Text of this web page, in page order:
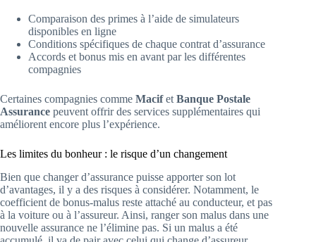
Comparaison des primes à l’aide de simulateurs
disponibles en ligne
Conditions spécifiques de chaque contrat d’assurance
Accords et bonus mis en avant par les différentes
compagnies
Certaines compagnies comme Macifet Banque Postale
Assurance peuvent offrir des services supplémentaires qui
améliorent encore plus l’expérience.
Les limites du bonheur : le risque d’un changement
Bien que changer d’assurance puisse apporter son lot
d’avantages, il y a des risques à considérer. Notamment, le
coefficient de bonus-malus reste attaché au conducteur, et pas
à la voiture ou à l’assureur. Ainsi, ranger son malus dans une
nouvelle assurance ne l’élimine pas. Si un malus a été